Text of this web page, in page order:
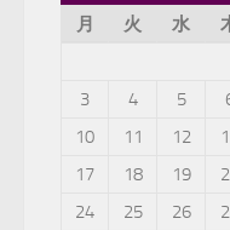
月
火 水
3
4 5
10
11 12
17
18 19
24
25 26